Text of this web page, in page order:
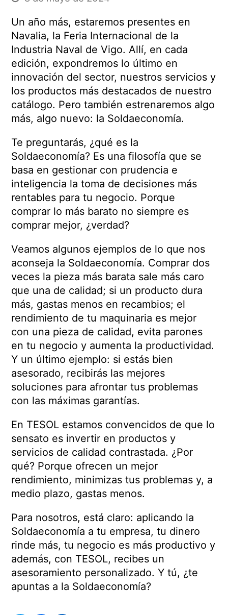
Un año más, estaremos presentes en
Navalia, la Feria Internacional de la
Industria Naval de Vigo. Allí, en cada
edición, expondremos lo último en
innovación del sector, nuestros servicios y
los productos más destacados de nuestro
catálogo. Pero también estrenaremos algo
más, algo nuevo: la Soldaeconomía.
Te preguntarás, ¿qué es la
Soldaeconomía? Es una filosofía que se
basa en gestionar con prudencia e
inteligencia la toma de decisiones más
rentables para tu negocio. Porque
comprar lo más barato no siempre es
comprar mejor, ¿verdad?
Veamos algunos ejemplos de lo que nos
aconseja la Soldaeconomía. Comprar dos
veces la pieza más barata sale más caro
que una de calidad; si un producto dura
más, gastas menos en recambios; el
rendimiento de tu maquinaria es mejor
con una pieza de calidad, evita parones
en tu negocio y aumenta la productividad.
Y un último ejemplo: si estás bien
asesorado, recibirás las mejores
soluciones para afrontar tus problemas
con las máximas garantías.
En TESOL estamos convencidos de que lo
sensato es invertir en productos y
servicios de calidad contrastada. ¿Por
qué? Porque ofrecen un mejor
rendimiento, minimizas tus problemas y, a
medio plazo, gastas menos.
Para nosotros, está claro: aplicando la
Soldaeconomía a tu empresa, tu dinero
rinde más, tu negocio es más productivo y
además, con TESOL, recibes un
asesoramiento personalizado. Y tú, ¿te
apuntas a la Soldaeconomía?